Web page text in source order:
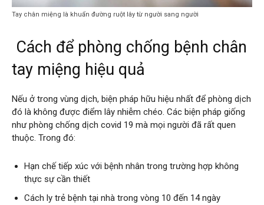
Tay chân miệng là khuẩn đường ruột lây từ người sang người
Cách để phòng chống bệnh chân
tay miệng hiệu quả
Nếu ở trong vùng dịch, biện pháp hữu hiệu nhất để phòng dịch
đó là không được điểm lây nhiễm chéo. Các biện pháp giống
như phòng chống dịch covid 19 mà mọi người đã rất quen
thuộc. Trong đó:
Hạn chế tiếp xúc với bệnh nhân trong trường hợp không
thực sự cần thiết
Cách ly trẻ bệnh tại nhà trong vòng 10 đến 14 ngày